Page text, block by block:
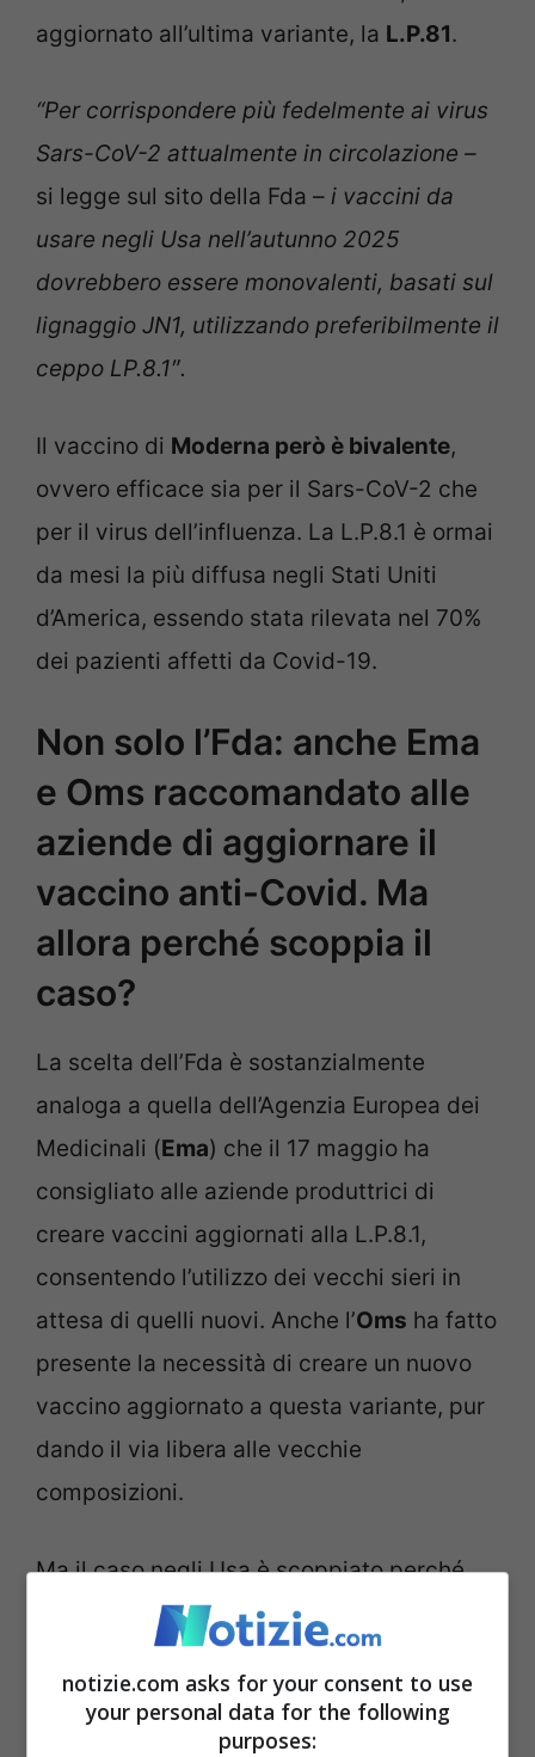
aggiornato all’ultima variante, la L.P.81.
“Per corrispondere più fedelmente ai virus
Sars-CoV-2 attualmente in circolazione –
si legge sul sito della Fda – i vaccini da
usare negli Usa nell’autunno 2025
dovrebbero essere monovalenti, basati sul
lignaggio JN1, utilizzando preferibilmente il
ceppo LP.8.1″.
Il vaccino di Moderna però è bivalente,
ovvero efficace sia per il Sars-CoV-2 che
per il virus dell’influenza. La L.P.8.1 è ormai
da mesi la più diffusa negli Stati Uniti
d’America, essendo stata rilevata nel 70%
dei pazienti affetti da Covid-19.
Non solo l’Fda: anche Ema
e Oms raccomandato alle
aziende di aggiornare il
vaccino anti-Covid. Ma
allora perché scoppia il
caso?
La scelta dell’Fda è sostanzialmente
analoga a quella dell’Agenzia Europea dei
Medicinali (Ema) che il 17 maggio ha
consigliato alle aziende produttrici di
creare vaccini aggiornati alla L.P.8.1,
consentendo l’utilizzo dei vecchi sieri in
attesa di quelli nuovi. Anche l’Oms ha fatto
presente la necessità di creare un nuovo
vaccino aggiornato a questa variante, pur
dando il via libera alle vecchie
composizioni.
Ma il caso negli Usa è scoppiato perché
proprio nei giorni scorsi il commissario
dell’Fda Martin A. Makary e Vinay Prasad,
direttore del centro prodotti bio della
stessa agenzia, avevano dichiarato di
notizie.com asks for your consent to use
your personal data for the following
purposes: